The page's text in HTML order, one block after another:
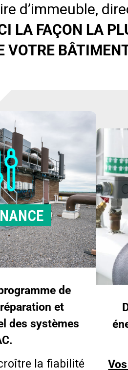
d’immeuble,
LA FAÇON LA
VOTRE
de
et
des systèmes
la fiabilité